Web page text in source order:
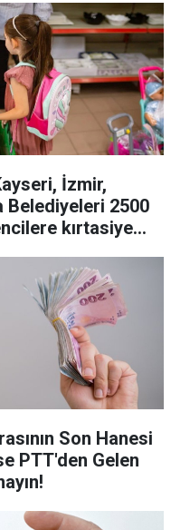
İzmir,
Belediyeleri 2500
kırtasiye
Son Hanesi
PTT'den Gelen